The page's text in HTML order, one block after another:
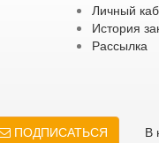
Личный
История
Рассылка
ПОДПИСАТЬСЯ В